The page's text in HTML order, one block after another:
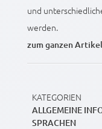
und
werden.
zum ganzen Artikel
KATEGORIEN
ALLGEMEINE
SPRACHEN